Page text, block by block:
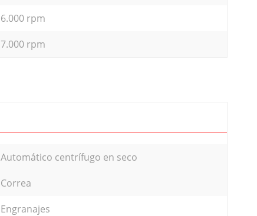
6.000 rpm
7.000 rpm
Automático centrífugo en seco
Correa
Engranajes